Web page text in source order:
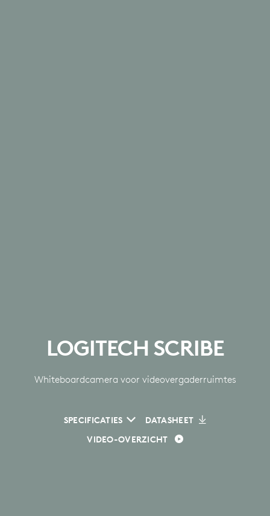
LOGITECH SCRIBE
Whiteboardcamera voor videovergaderruimtes
SPECIFICATIES
DATASHEET
VIDEO-OVERZICHT